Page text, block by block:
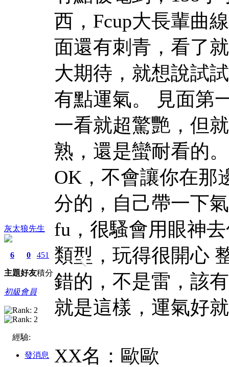
灰太狼先生
6
主題
0
好友
451
積分
初級會員
經驗:
發消息
西，Fcup大長輩曲
面還有刺青，看了
大期待，就想說試
有點運氣。 見面第
一看就超驚艷，但
熟，還是蠻耐看的
OK，不會讓你在那
分的，自己帶一下
fu，很騷會用眼神
類型，玩得很開心
錯的，不是雷，該
就是這樣，運氣好
XX名：歐歐